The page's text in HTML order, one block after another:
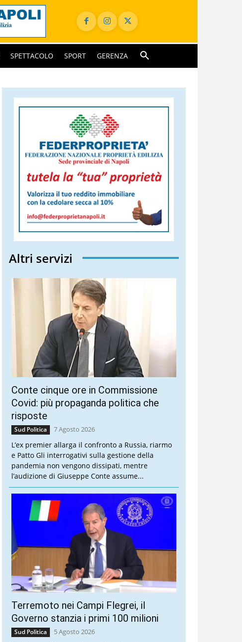
SPETTACOLO SPORT GERENZA
Altri servizi
Conte cinque ore in Commissione
Covid: più propaganda politica che
risposte
Sud Politica 7 Agosto 2026
L’ex premier allarga il confronto a Russia, riarmo
e Patto Gli interrogativi sulla gestione della
pandemia non vengono dissipati, mentre
l’audizione di Giuseppe Conte assume...
Terremoto nei Campi Flegrei, il
Governo stanzia i primi 100 milioni
Sud Politica 5 Agosto 2026